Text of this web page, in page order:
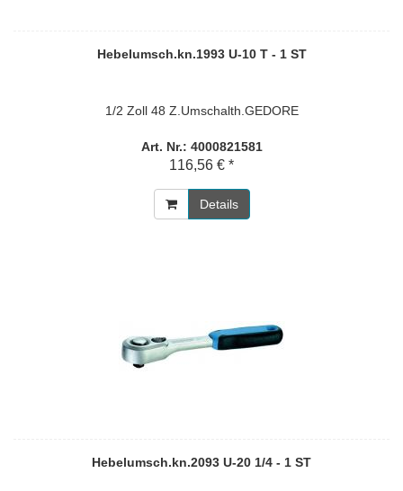
Hebelumsch.kn.1993 U-10 T - 1 ST
1/2 Zoll 48 Z.Umschalth.GEDORE
Art. Nr.: 4000821581
116,56 € *
Details
Hebelumsch.kn.2093 U-20 1/4 - 1 ST